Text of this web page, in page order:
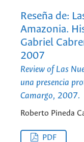
Reseña de:
Amazonia.
Gabriel
2007
Review of Las
una presencia
Camargo, 2007.
Roberto Pineda
PDF